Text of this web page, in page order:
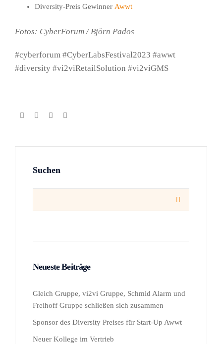
Diversity-Preis Gewinner Awwt
Fotos: CyberForum / Björn Pados
#cyberforum #CyberLabsFestival2023 #awwt
#diversity #vi2viRetailSolution #vi2viGMS
Suchen

Neueste Beiträge
Gleich Gruppe, vi2vi Gruppe, Schmid Alarm und
Freihoff Gruppe schließen sich zusammen
Sponsor des Diversity Preises für Start-Up Awwt
Neuer Kollege im Vertrieb